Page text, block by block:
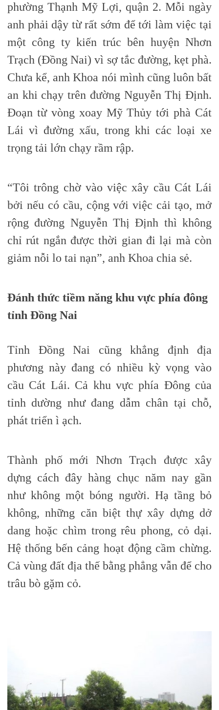
phường Thạnh Mỹ Lợi, quận 2. Mỗi ngày
anh phải dậy từ rất sớm để tới làm việc tại
một công ty kiến trúc bên huyện Nhơn
Trạch (Đồng Nai) vì sợ tắc đường, kẹt phà.
Chưa kể, anh Khoa nói mình cũng luôn bất
an khi chạy trên đường Nguyễn Thị Định.
Đoạn từ vòng xoay Mỹ Thủy tới phà Cát
Lái vì đường xấu, trong khi các loại xe
trọng tải lớn chạy rầm rập.
“Tôi trông chờ vào việc xây cầu Cát Lái
bởi nếu có cầu, cộng với việc cải tạo, mở
rộng đường Nguyễn Thị Định thì không
chỉ rút ngắn được thời gian đi lại mà còn
giảm nỗi lo tai nạn”, anh Khoa chia sẻ.
Đánh thức tiềm năng khu vực phía đông
tỉnh Đồng Nai
Tỉnh Đồng Nai cũng khẳng định địa
phương này đang có nhiều kỳ vọng vào
cầu Cát Lái. Cả khu vực phía Đông của
tỉnh dường như đang dẫm chân tại chỗ,
phát triển ì ạch.
Thành phố mới Nhơn Trạch được xây
dựng cách đây hàng chục năm nay gần
như không một bóng người. Hạ tầng bỏ
không, những căn biệt thự xây dựng dở
dang hoặc chìm trong rêu phong, cỏ dại.
Hệ thống bến cảng hoạt động cầm chừng.
Cả vùng đất địa thế bằng phẳng vẫn để cho
trâu bò gặm cỏ.